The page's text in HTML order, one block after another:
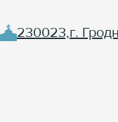
230023,г.